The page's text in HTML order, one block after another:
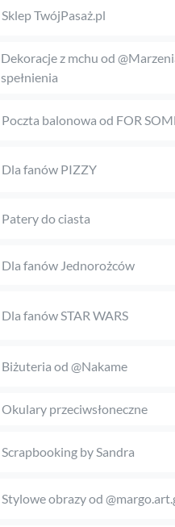
Sklep TwójPasaż.pl
Dekoracje z mchu od
spełnienia
Poczta balonowa od FOR
Dla fanów PIZZY
Patery do ciasta
Dla fanów Jednorożców
Dla fanów STAR WARS
Biżuteria od @Nakame
Okulary przeciwsłoneczne
Scrapbooking by Sandra
Stylowe obrazy od